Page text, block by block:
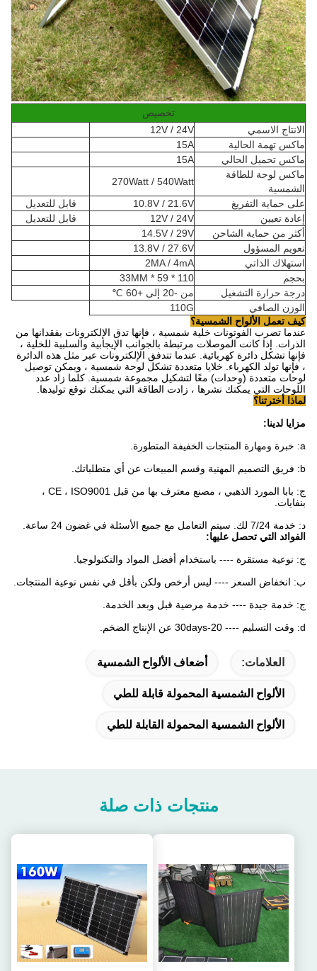
تخصيص
الانتاج الاسمي
12V / 24V
ماكس تهمة الحالية
15A
ماكس تحميل الحالي
15A
ماكس لوحة للطاقة
الشمسية
270Watt / 540Watt
على حماية التفريغ
10.8V / 21.6V
قابل للتعديل
إعادة تعيين
12V / 24V
قابل للتعديل
أكثر من حماية الشاحن
14.5V / 29V
تعويم المسؤول
13.8V / 27.6V
استهلاك الذاتي
2MA / 4mA
بحجم
110 * 59 * 33MM
درجة حرارة التشغيل
من -20 إلى +60 ℃
الوزن الصافي
110G
كيف تعمل الألواح الشمسية؟
عندما تضرب الفوتونات خلية شمسية ، فإنها تدق الإلكترونات بفقدانها من
الذرات.
إذا كانت الموصلات مرتبطة بالجوانب الإيجابية والسلبية للخلية ،
فإنها تشكل دائرة كهربائية.
عندما تتدفق الإلكترونات عبر مثل هذه الدائرة
، فإنها تولد الكهرباء.
خلايا متعددة تشكل لوحة شمسية ، ويمكن توصيل
لوحات متعددة (وحدات) معًا لتشكيل مجموعة شمسية. كلما زاد عدد
اللوحات التي يمكنك نشرها ، زادت الطاقة التي يمكنك توقع توليدها.
لماذا أخترتنا؟
مزايا لدينا:
a: خبرة ومهارة المنتجات الخفيفة المتطورة.
b: فريق التصميم المهنية وقسم المبيعات عن أي متطلباتك.
ج: بابا المورد الذهبي ، مصنع معترف بها من قبل CE ، ISO9001 ،
بنفايات.
د: خدمة 7/24 لك.
سيتم التعامل مع جميع الأسئلة في غضون 24 ساعة.
الفوائد التي تحصل عليها:
ج: نوعية مستقرة ---- باستخدام أفضل المواد والتكنولوجيا.
ب: انخفاض السعر ---- ليس أرخص ولكن بأقل في نفس نوعية المنتجات.
ج: خدمة جيدة ---- خدمة مرضية قبل وبعد الخدمة.
d: وقت التسليم ---- 20-30days عن الإنتاج الضخم.
العلامات: أضعاف الألواح الشمسية
الألواح الشمسية المحمولة قابلة للطي
الألواح الشمسية المحمولة القابلة للطي
منتجات ذات صلة